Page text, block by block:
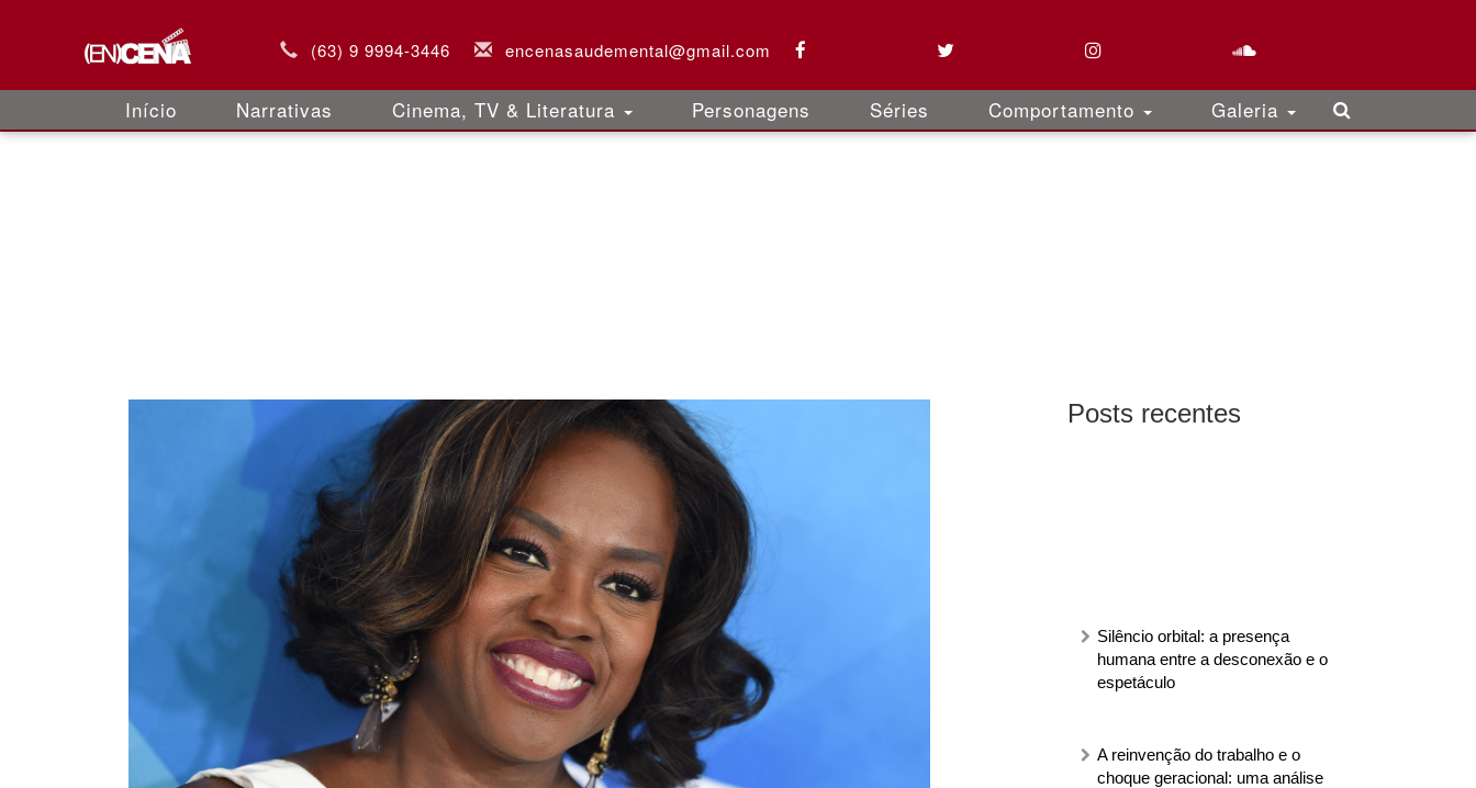
(63) 9 9994-3446 encenasaudemental@gmail.com
Início Narrativas Cinema, TV & Literatura Personagens Séries Comportamento Galeria
Posts recentes
Silêncio orbital: a presença
humana entre a desconexão e o
espetáculo
A reinvenção do trabalho e o
choque geracional: uma análise